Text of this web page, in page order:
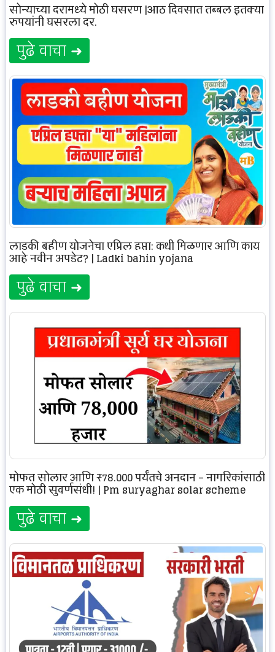
सोन्याच्या दरामध्ये मोठी घसरण |आठ दिवसात तब्बल इतक्या
रुपयांनी घसरला दर.
पुढे वाचा ➜
लाडकी बहीण योजनेचा एप्रिल हप्ता: कधी मिळणार आणि काय
आहे नवीन अपडेट? | Ladki bahin yojana
पुढे वाचा ➜
मोफत सोलार आणि ₹78,000 पर्यंतचे अनुदान – नागरिकांसाठी
एक मोठी सुवर्णसंधी! | Pm suryaghar solar scheme
पुढे वाचा ➜